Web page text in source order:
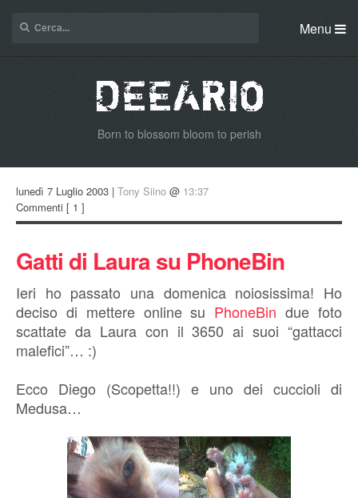
Menu
Born to blossom bloom to perish
lunedì 7 Luglio 2003 | Tony Siino @ 13:37
Commenti [ 1 ]
Gatti di Laura su PhoneBin
Ieri ho passato una domenica noiosissima! Ho
deciso di mettere online su PhoneBin due foto
scattate da Laura con il 3650 ai suoi “gattacci
malefici”… :)
Ecco Diego (Scopetta!!) e uno dei cuccioli di
Medusa…